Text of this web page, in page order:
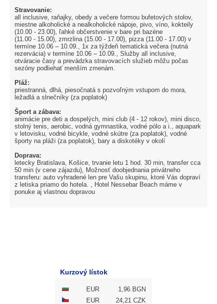
Stravovanie:
all inclusive, raňajky, obedy a večere formou bufetových stolov,
miestne alkoholické a nealkoholické nápoje, pivo, víno, kokteily
(10.00 - 23.00), ľahké občerstvenie v bare pri bazéne
(11.00 - 15.00), zmrzlina (15.00 - 17.00), pizza (11.00 - 17.00) v
termíne 10.06 – 10.09., 1x za týždeň tematická večera (nutná
rezervácia) v termíne 10.06 – 10.09., Služby all inclusive,
otváracie časy a prevádzka stravovacích služieb môžu počas
sezóny podliehať menším zmenám.
Pláž:
priestranná, dlhá, piesočnatá s pozvoľným vstupom do mora,
ležadlá a slnečníky (za poplatok)
Šport a zábava:
animácie pre deti a dospelých, mini club (4 - 12 rokov), mini disco,
stolný tenis, aerobic, vodná gymnastika, vodné pólo a i., aquapark
v letovisku, vodné bicykle, vodné skútre (za poplatok), vodné
športy na pláži (za poplatok), bary a diskotéky v okolí
Doprava:
letecky Bratislava, Košice, trvanie letu 1 hod. 30 min, transfer cca
50 min (v cene zájazdu), Možnosť doobjednania privátneho
transferu: auto vyhradené len pre Vašu skupinu, ktoré Vás dopraví
z letiska priamo do hotela. , Hotel Nessebar Beach máme v
ponuke aj vlastnou dopravou
Kurzový lístok
EUR
1,96 BGN
EUR
24,21 CZK